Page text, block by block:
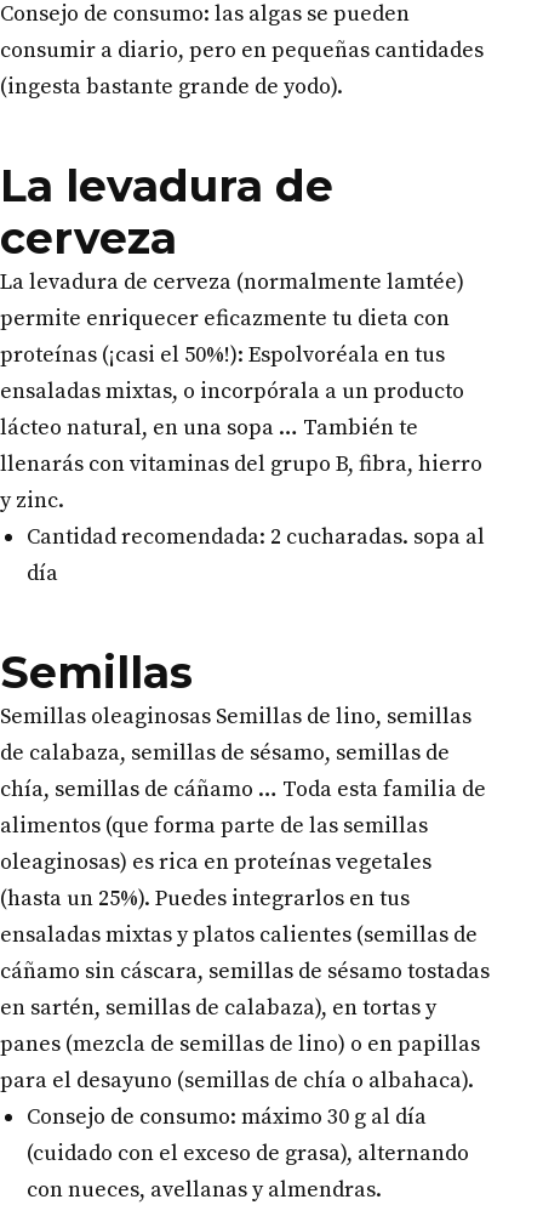
Consejo de consumo: las algas se pueden
consumir a diario, pero en pequeñas cantidades
(ingesta bastante grande de yodo).
La levadura de
cerveza
La levadura de cerveza (normalmente lamtée)
permite enriquecer eficazmente tu dieta con
proteínas (¡casi el 50%!): Espolvoréala en tus
ensaladas mixtas, o incorpórala a un producto
lácteo natural, en una sopa … También te
llenarás con vitaminas del grupo B, fibra, hierro
y zinc.
Cantidad recomendada: 2 cucharadas. sopa al
día
Semillas
Semillas oleaginosas Semillas de lino, semillas
de calabaza, semillas de sésamo, semillas de
chía, semillas de cáñamo … Toda esta familia de
alimentos (que forma parte de las semillas
oleaginosas) es rica en proteínas vegetales
(hasta un 25%). Puedes integrarlos en tus
ensaladas mixtas y platos calientes (semillas de
cáñamo sin cáscara, semillas de sésamo tostadas
en sartén, semillas de calabaza), en tortas y
panes (mezcla de semillas de lino) o en papillas
para el desayuno (semillas de chía o albahaca).
Consejo de consumo: máximo 30 g al día
(cuidado con el exceso de grasa), alternando
con nueces, avellanas y almendras.